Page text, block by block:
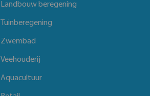
Landbouw beregening
Tuinberegening
Zwembad
Veehouderij
Aquacultuur